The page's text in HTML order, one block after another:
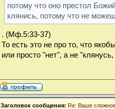
потому что оно престол
клянись, потому что не
. (Мф.5:33-37)
То есть это не про то, что
или просто "нет", а не "клянусь,
Заголовок сообщения: Re: Ваше